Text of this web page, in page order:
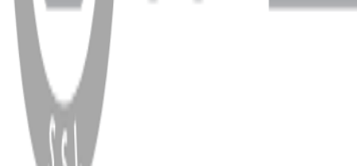
WhatsApp Facebook
Copyright
2026 Dükkan Hifi